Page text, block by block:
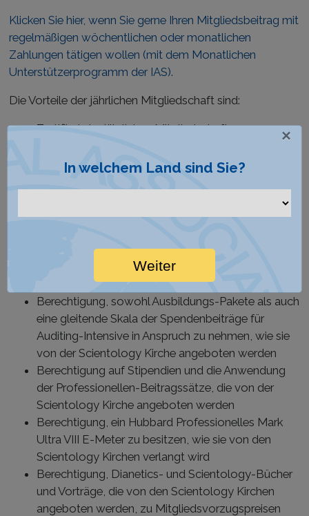
×
In welchem Land sind Sie?
Weiter
Klicken Sie hier, wenn Sie gerne Ihren Mitgliedsbeitrag mit
regelmäßigen wöchentlichen oder monatlichen
Zahlungen tätigen wollen (mit dem Monatlichen
Unterstützerprogramm der IAS).
Die Vorteile der jährlichen Mitgliedschaft sind:
Zertifikat der jährlichen Mitgliedschaft
Das IMPACT-Magazin
Informationstreffen in Ihrem Gebiet
Berechtigung, IAS Field Disseminator (FDSM)
Berechtigung, sowohl Ausbildungs-Pakete als auch
eine gleitende Skala der Spendenbeiträge für
Auditing-Intensive in Anspruch zu nehmen, wie sie
von der Scientology Kirche angeboten werden
Berechtigung auf Stipendien und die Anwendung
der Professionellen-Beitragssätze, die von der
Scientology Kirche angeboten werden
Berechtigung, ein Hubbard Professionelles Mark
Ultra VIII E-Meter zu besitzen, wie sie von den
Scientology Kirchen verlangt wird
Berechtigung, Dianetics- und Scientology-Bücher
und Vorträge, die von den Scientology Kirchen
angeboten werden, zu Mitgliedsvorzugspreisen